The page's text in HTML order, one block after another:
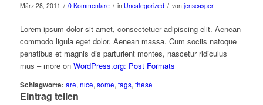
März 28, 2011 / 0 Kommentare / in Uncategorized / von jenscasper
Lorem ipsum dolor sit amet, consectetuer adipiscing elit. Aenean
commodo ligula eget dolor. Aenean massa. Cum sociis natoque
penatibus et magnis dis parturient montes, nascetur ridiculus
mus – more on WordPress.org: Post Formats
Schlagworte: are, nice, some, tags, these
Eintrag teilen